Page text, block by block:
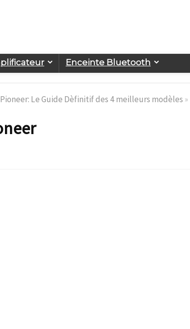
Enceinte Bluetooth
Le Guide Dèfinitif des 4 meilleurs modèles »